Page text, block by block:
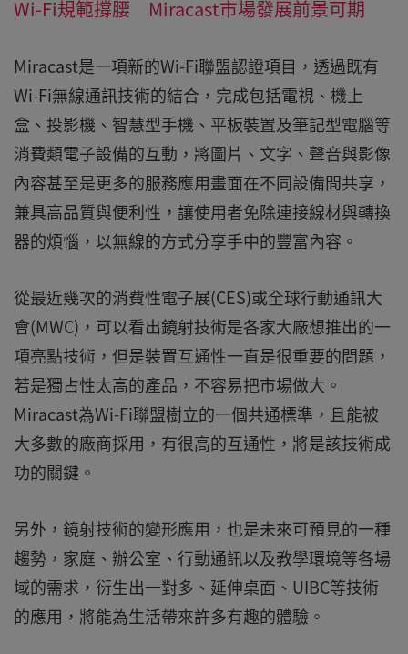
Wi-Fi規範撐腰 Miracast市場發展前景可期
Miracast是一項新的Wi-Fi聯盟認證項目，透過既有
Wi-Fi無線通訊技術的結合，完成包括電視、機上
盒、投影機、智慧型手機、平板裝置及筆記型電腦等
消費類電子設備的互動，將圖片、文字、聲音與影像
內容甚至是更多的服務應用畫面在不同設備間共享，
兼具高品質與便利性，讓使用者免除連接線材與轉換
器的煩惱，以無線的方式分享手中的豐富內容。
從最近幾次的消費性電子展(CES)或全球行動通訊大
會(MWC)，可以看出鏡射技術是各家大廠想推出的一
項亮點技術，但是裝置互通性一直是很重要的問題，
若是獨占性太高的產品，不容易把市場做大。
Miracast為Wi-Fi聯盟樹立的一個共通標準，且能被
大多數的廠商採用，有很高的互通性，將是該技術成
功的關鍵。
另外，鏡射技術的變形應用，也是未來可預見的一種
趨勢，家庭、辦公室、行動通訊以及教學環境等各場
域的需求，衍生出一對多、延伸桌面、UIBC等技術
的應用，將能為生活帶來許多有趣的體驗。